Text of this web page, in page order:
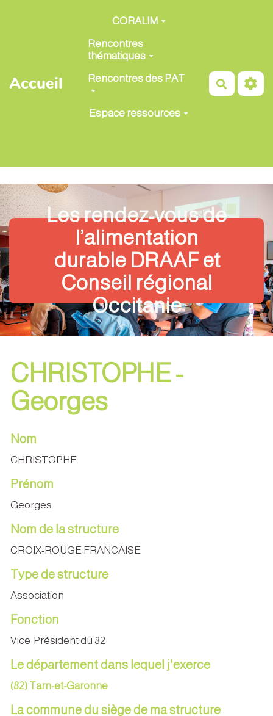
Aller au contenu principal
Accueil
CORALIM
Rencontres
thématiques
Rencontres des PAT
Espace ressources
Les rendez-vous de
l’alimentation
durable DRAAF et
Conseil régional
Occitanie
CHRISTOPHE -
Georges
Nom
CHRISTOPHE
Prénom
Georges
Nom de la structure
CROIX-ROUGE FRANCAISE
Type de structure
Association
Fonction
Vice-Président du 82
Le département dans lequel j'exerce
(82) Tarn-et-Garonne
La commune du siège de ma structure